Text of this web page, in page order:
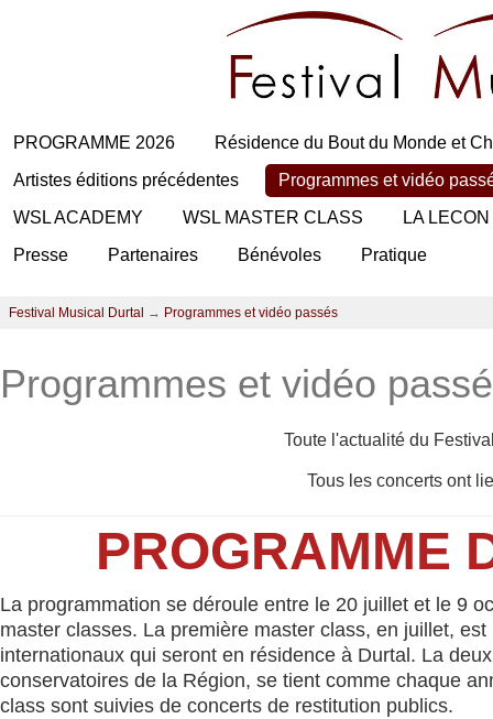
PROGRAMME 2026
Résidence du Bout du Monde et
Artistes éditions précédentes
Programmes et vidéo
WSL ACADEMY
WSL MASTER CLASS
LA
Presse
Partenaires Bénévoles Pratique
Festival Musical Durtal → Programmes et vidéo passés
Programmes et vidéo
Toute l'actualité du
Tous les concerts ont
PROGRAMME
La programmation se déroule entre le 20 juillet et le 9
master classes. La première master class, en juillet,
internationaux qui seront en résidence à Durtal. La
conservatoires de la Région, se tient comme chaque
class sont suivies de concerts de restitution publics.